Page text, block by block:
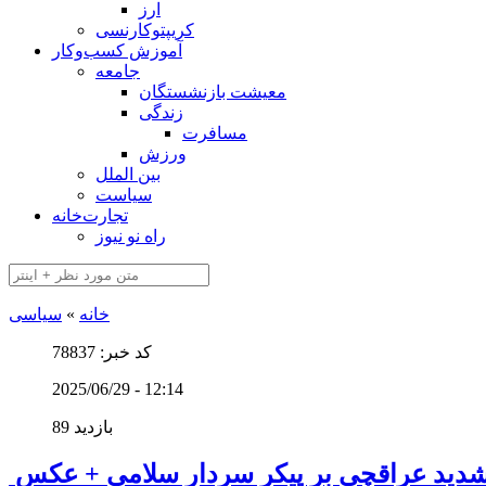
ارز
کریپتوکارنسی
آموزش کسب‌وکار
جامعه
معیشت بازنشستگان
زندگی
مسافرت
ورزش
بین الملل
سیاست
تجارت‌خانه
راه نو نیوز
خانه » سیاسی
کد خبر: 78837
2025/06/29 - 12:14
89 بازدید
عراقچی بر پیکر سردار سلامی + عکس